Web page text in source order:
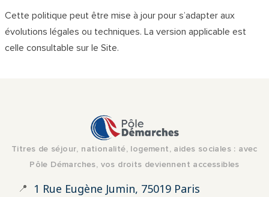
Cette politique peut être mise à jour pour s’adapter aux
évolutions légales ou techniques. La version applicable est
celle consultable sur le Site.
Titres de séjour, nationalité, logement, aides sociales : avec
Pôle Démarches, vos droits deviennent accessibles
📍 1 Rue Eugène Jumin, 75019 Paris